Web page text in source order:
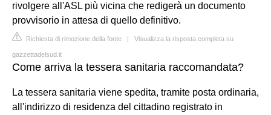
rivolgere all'ASL più vicina che redigerà un documento
provvisorio in attesa di quello definitivo.
Richiesta di rimozione della fonte | Visualizza la risposta completa su
gazzettadelsud.it
Come arriva la tessera sanitaria raccomandata?
La tessera sanitaria viene spedita, tramite posta ordinaria,
all'indirizzo di residenza del cittadino registrato in